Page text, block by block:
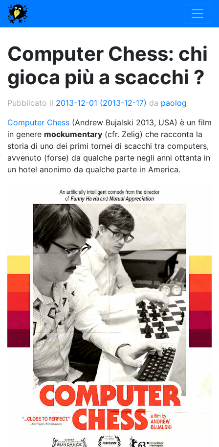
Computer Chess: chi
gioca più a scacchi ?
Pubblicato il 2013-12-01 (2013-12-17) da paolog
Computer Chess (Andrew Bujalski 2013, USA) è un film
in genere mockumentary (cfr. Zelig) che racconta la
storia di uno dei primi tornei di scacchi tra computers,
avvenuto (forse) da qualche parte negli anni ottanta in
un hotel anonimo da qualche parte in America.